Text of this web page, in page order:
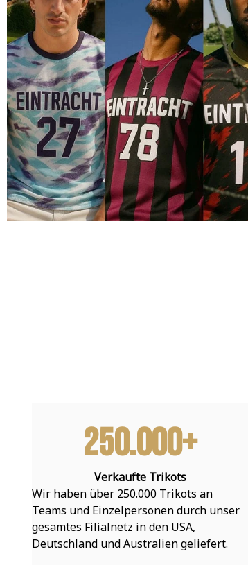
250.000+
Verkaufte Trikots
Wir haben über 250.000 Trikots an
Teams und Einzelpersonen durch unser
gesamtes Filialnetz in den USA,
Deutschland und Australien geliefert.